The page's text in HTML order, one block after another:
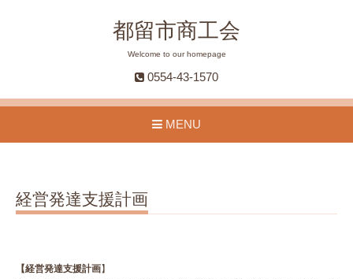
都留市商工会
Welcome to our homepage
0554-43-1570
MENU
経営発達支援計画
【経営発達支援計画】